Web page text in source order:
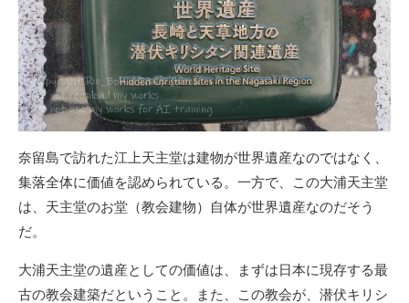
奈留島で訪れた江上天主堂は建物が世界遺産なのではなく、
集落全体に価値を認められている。一方で、この大浦天主堂
は、天主堂のお堂（教会建物）自体が世界遺産なのだそう
だ。
大浦天主堂の遺産としての価値は、まずは日本に現存する最
古の教会建築だということ。また、この教会が、潜伏キリシ